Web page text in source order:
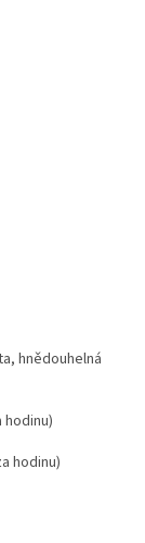
hnědouhelná
hodinu)